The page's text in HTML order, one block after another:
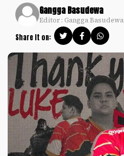
Gangga Basudewa
Editor : Gangga Basudewa
Share it on:
Indonesia
SPECIAL
Video
Tentang
Kami